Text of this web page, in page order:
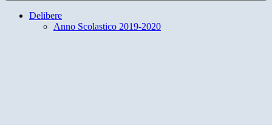
Delibere
Anno Scolastico 2019-2020